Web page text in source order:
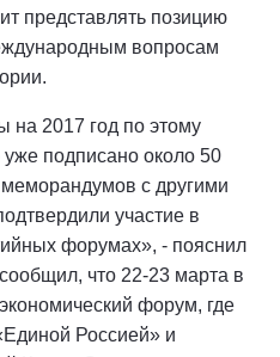
представлять позицию
вопросам
на 2017 год по этому
подписано около 50
с другими
участие в
форумах», - пояснил
что 22-23 марта в
форум, где
Россией» и